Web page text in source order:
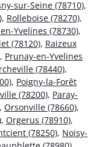
sur-Seine (78710),
, Rolleboise (78270),
Yvelines (78730),
(78120), Raizeux
, Prunay-en-Yvelines
(78440),
, Poigny-la-Forêt
(78200), Paray-
, Orsonville (78660),
, Orgerus (78910),
(78250), Noisy-